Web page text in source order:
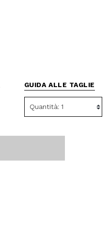
GUIDA ALLE TAGLIE